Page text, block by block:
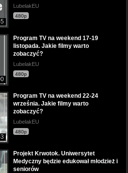
LubelakEU
480p
Program TV na weekend 17-19
listopada. Jakie filmy warto
zobaczyć?
LubelakEU
480p
Program TV na weekend 22-24
września. Jakie filmy warto
zobaczyć?
LubelakEU
480p
Projekt Krwotok. Uniwersytet
Medyczny będzie edukował młodzież i
seniorów